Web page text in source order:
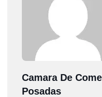
Camara De
Posadas